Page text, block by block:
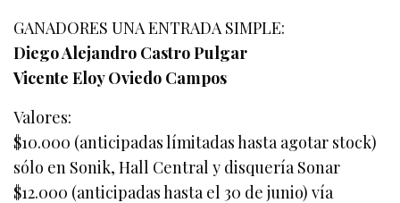
GANADORES UNA ENTRADA SIMPLE:
Diego Alejandro Castro Pulgar
Vicente Eloy Oviedo Campos
Valores:
$10.000 (anticipadas límitadas hasta agotar stock)
sólo en Sonik, Hall Central y disquería Sonar
$12.000 (anticipadas hasta el 30 de junio) vía